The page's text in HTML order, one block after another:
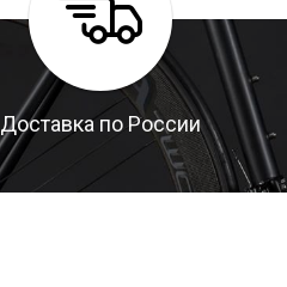
Доставка по России